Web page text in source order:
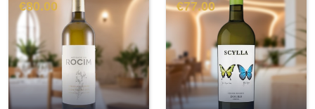
€80.00
€77.00